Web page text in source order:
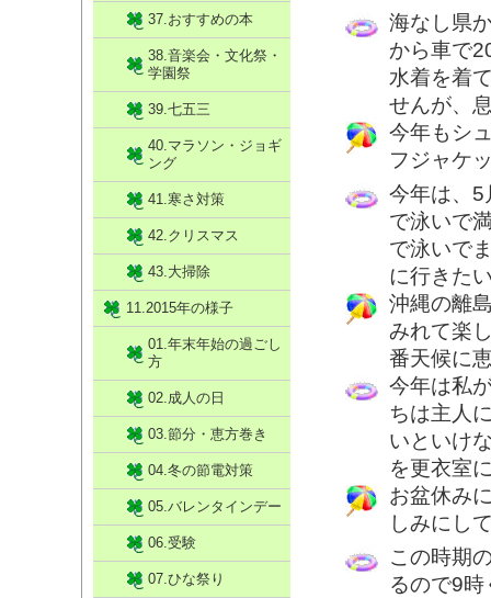
海なし県
から車で
水着を着
せんが、
今年もシ
フジャケ
今年は、5
で泳いで
で泳いで
に行きた
沖縄の離
みれて楽
番天候に
今年は私
ちは主人
いといけ
を更衣室
お盆休み
しみにし
この時期
るので9
37.おすすめの本
38.音楽会・文化祭・
学園祭
39.七五三
40.マラソン・ジョギ
ング
41.寒さ対策
42.クリスマス
43.大掃除
11.2015年の様子
01.年末年始の過ごし
方
02.成人の日
03.節分・恵方巻き
04.冬の節電対策
05.バレンタインデー
06.受験
07.ひな祭り